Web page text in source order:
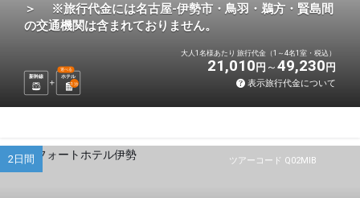
＞ ※旅行代金には名古屋-伊勢市・鳥羽・鵜方・賢島間
の交通機関は含まれておりません。
新幹線 ホテル
選べる
1 泊
大人1名様あたり 旅行代金（1～4名1室・税込）
21,010 円 49,230 円
表示旅行代金について
ツアーコード Q02MIB
2日間